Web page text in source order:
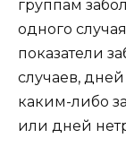
группам
одного
показатели
случаев,
каким-либо
или дней